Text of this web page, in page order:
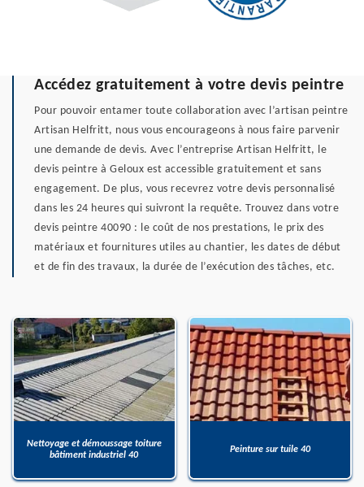
Accédez gratuitement à votre devis peintre
Pour pouvoir entamer toute collaboration avec l’artisan peintre
Artisan Helfritt, nous vous encourageons à nous faire parvenir
une demande de devis. Avec l’entreprise Artisan Helfritt, le
devis peintre à Geloux est accessible gratuitement et sans
engagement. De plus, vous recevrez votre devis personnalisé
dans les 24 heures qui suivront la requête. Trouvez dans votre
devis peintre 40090 : le coût de nos prestations, le prix des
matériaux et fournitures utiles au chantier, les dates de début
et de fin des travaux, la durée de l’exécution des tâches, etc.
Nettoyage et démoussage toiture
bâtiment industriel 40
Peinture sur tuile 40